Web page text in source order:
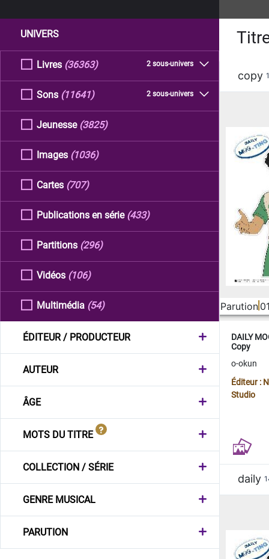
UNIVERS
Livres 2 sous-univers
(36363)
Sons 2 sous-univers
(11641)
Jeunesse (3825)
Images (1036)
Cartes (707)
Publications en série (433)
Partitions (296)
Vidéos (106)
Multimédia (54)
ÉDITEUR / PRODUCTEUR
AUTEUR
ÂGE
MOTS DU TITRE
COLLECTION / SÉRIE
GENRE MUSICAL
PARUTION
copy
Parution
DAILY
Copy
o-okun
Éditeur :
Studio
daily